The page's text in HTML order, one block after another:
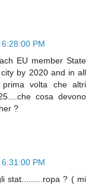
PM
EU member State
by 2020 and in all
volta che altri
cosa devono
?
PM
stat.........ropa ? ( mi